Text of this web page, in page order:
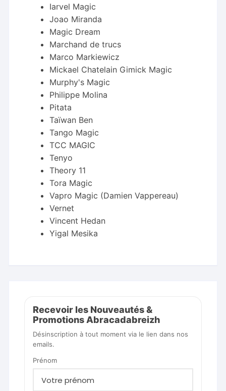
Iarvel Magic
Joao Miranda
Magic Dream
Marchand de trucs
Marco Markiewicz
Mickael Chatelain Gimick Magic
Murphy's Magic
Philippe Molina
Pitata
Taïwan Ben
Tango Magic
TCC MAGIC
Tenyo
Theory 11
Tora Magic
Vapro Magic (Damien Vappereau)
Vernet
Vincent Hedan
Yigal Mesika
Recevoir les Nouveautés &
Promotions Abracadabreizh
Désinscription à tout moment via le lien dans nos
emails.
Prénom